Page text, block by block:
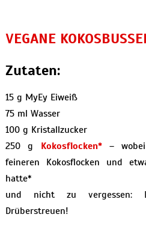
VEGANE
Zutaten:
15 g MyEy Eiweiß
75 ml Wasser
100 g Kristallzucker
250 g Kokosflocken* –
feineren Kokosflocken und
hatte*
und nicht zu vergessen:
Drüberstreuen!